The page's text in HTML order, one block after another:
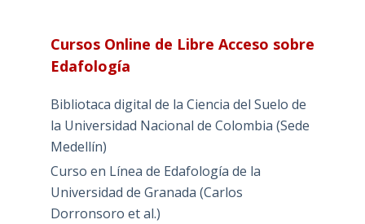
Cursos Online de Libre Acceso sobre
Edafología
Bibliotaca digital de la Ciencia del Suelo de
la Universidad Nacional de Colombia (Sede
Medellín)
Curso en Línea de Edafología de la
Universidad de Granada (Carlos
Dorronsoro et al.)